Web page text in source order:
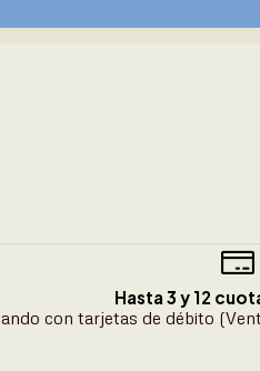
Hasta 3 y 12
con tarjetas de débito